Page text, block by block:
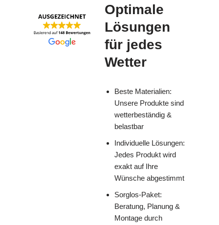
Optimale
Lösungen
für jedes
Wetter
Beste Materialien:
Unsere Produkte sind
wetterbeständig &
belastbar
Individuelle Lösungen:
Jedes Produkt wird
exakt auf Ihre
Wünsche abgestimmt
Sorglos-Paket:
Beratung, Planung &
Montage durch